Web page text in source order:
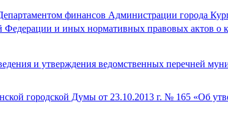
финансов Администрации города
и иных нормативных правовых актов о
и утверждения ведомственных перечней
городской Думы от 23.10.2013 г. № 165 «Об